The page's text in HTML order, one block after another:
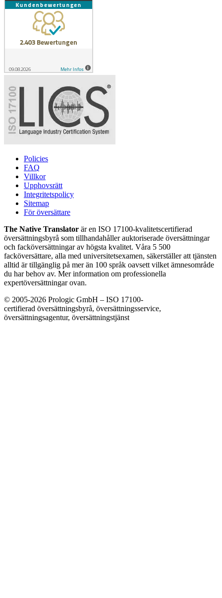
Policies
FAQ
Villkor
Upphovsrätt
Integritetspolicy
Sitemap
För översättare
The Native Translator är en ISO 17100-kvalitetscertifierad
översättningsbyrå som tillhandahåller auktoriserade översättningar
och facköversättningar av högsta kvalitet. Våra 5 500
facköversättare, alla med universitetsexamen, säkerställer att tjänsten
alltid är tillgänglig på mer än 100 språk oavsett vilket ämnesområde
du har behov av. Mer information om professionella
expertöversättningar ovan.
© 2005-2026 Prologic GmbH – ISO 17100-
certifierad översättningsbyrå, översättningsservice,
översättningsagentur, översättningstjänst